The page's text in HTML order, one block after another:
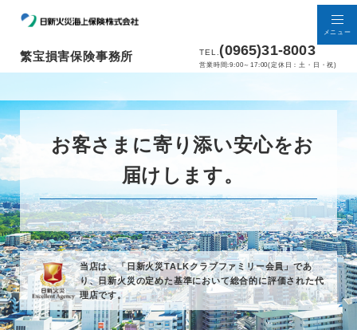
繁宝損害保険事務所 TEL. (0965)31-8003
営業時間:9:00～17:00(定休日：土・日・祝)
メニュー
お客さまに寄り添い安心をお
届けします。
当店は、「日新火災TALKクラブファミリー会員」であ
り、日新火災の定めた基準において総合的に評価された代
理店です。